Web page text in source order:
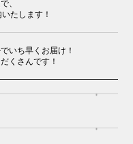
、
たします！
いち早くお届け！
くさんです！